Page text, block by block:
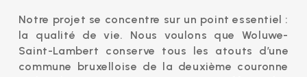
Notre projet se concentre sur un point essentiel :
la qualité de vie. Nous voulons que Woluwe-
Saint-Lambert conserve tous les atouts d’une
commune bruxelloise de la deuxième couronne